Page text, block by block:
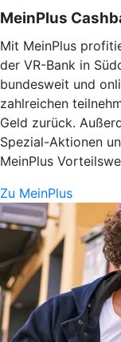
MeinPlus
Mit MeinPlus
der VR-Bank in
bundesweit und
zahlreichen
Geld zurück.
Spezial-Aktionen
MeinPlus
Zu MeinPlus